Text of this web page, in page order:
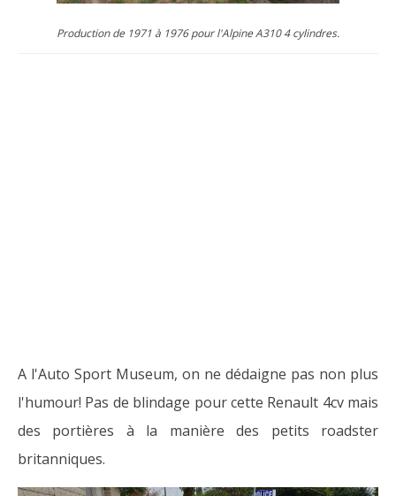
Production de 1971 à 1976 pour l'Alpine A310 4 cylindres.
A l'Auto Sport Museum, on ne dédaigne pas non plus
l'humour! Pas de blindage pour cette Renault 4cv mais
des portières à la manière des petits roadster
britanniques.